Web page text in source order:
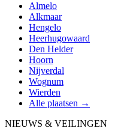
Almelo
Alkmaar
Hengelo
Heerhugowaard
Den Helder
Hoorn
Nijverdal
Wognum
Wierden
Alle plaatsen →
NIEUWS & VEILINGEN